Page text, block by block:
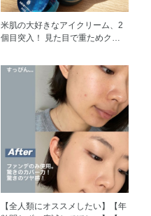
米肌の大好きなアイクリーム、2
個目突入！ 見た目で重ためクリ
す。 とにかく使い心地がいいで
す！ そろそろ20代後半に入りま
すが、この子のおかげで目元まだ
セーフです！ デザインもとって
も上品なブルーで、私にとって欠
点がない一品です！ 2個目も使い
切りました❤︎ まだまだ使い続けま
す❤︎
【全人類にオススメしたい】【年